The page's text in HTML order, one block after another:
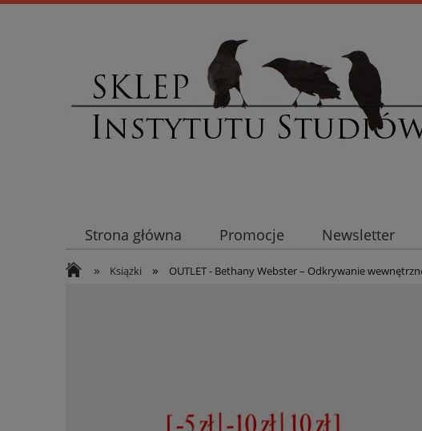
Strona główna Promocje Newsletter
» Książki » OUTLET - Bethany Webster – Odkrywanie